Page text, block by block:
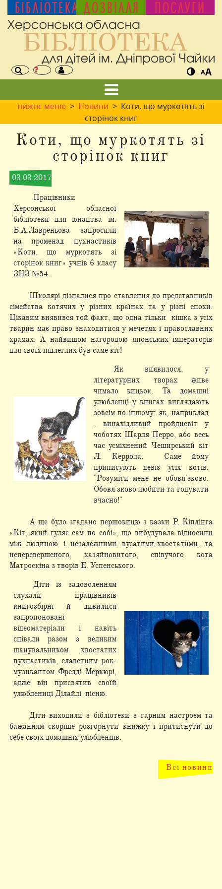
БІБЛІОТЕКА ДОЗВІЛЛЯ ПОСЛУГИ
AA
нижнє меню > Новини > Коти, що муркотять зі
сторінок книг
Коти, що муркотять зі
сторінок книг
03.03.2017
Працівники
Херсонської обласної
бібліотеки для юнацтва ім.
Б.А.Лавреньова запросили
на променад пухнастиків
«Коти, що муркотять зі
сторінок книг» учнів 6 класу
ЗНЗ №54.
Школярі дізналися про ставлення до представників
сімейства котячих у різних країнах та у різні епохи.
Цікавим виявився той факт, що одна тільки кішка з усіх
тварин має право знаходитися у мечетях і православних
храмах. А найвищою нагородою японських імператорів
для своїх підлеглих був саме кіт!
Як виявилося, у
літературних творах живе
чимало кицьок. Та домашні
улюбленці у книгах виглядають
зовсім по-іншому: як, наприклад
, винахідливий пройдисвіт у
чоботях Шарля Перро, або весь
час усміхнений Чеширський кіт
Л. Керрола. Саме йому
приписують девіз усіх котів:
"Розуміти мене не обовя'зково.
Обовя'зково любити та годувати
вчасно!"
А ще було згадано першокицю з казки Р. Кіплінга
«Кіт, який гуляє сам по собі», що вибудувала відносини
між людиною і незалежними вусатими-хвостатими, та
неперевершеного, хазяйновитого, співучого кота
Матроскіна з творів Е. Успенського.
Діти із задоволенням
слухали працівників
книгозбірні й дивилися
запропоновані
відеоматеріали і навіть
співали разом з великим
шанувальником хвостатих
пухнастиків, славетним рок-
музикантом Фредді Меркюрі,
адже він присвятив своїй
улюблениці Ділайлі пісню.
Діти виходили з бібліотеки з гарним настроєм та
бажанням скоріше розгорнути книжку і притиснути до
себе своїх домашніх улюбленців.
Всі новини